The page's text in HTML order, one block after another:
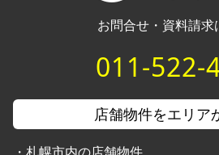
お問合せ・資料請求
011-522-
店舗物件をエリア
・ 札幌市内の店舗物件